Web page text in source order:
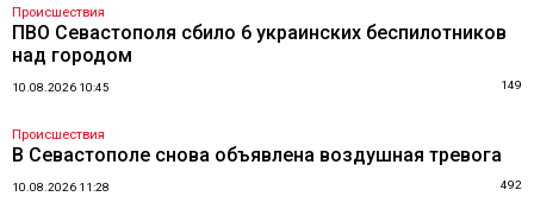
Происшествия
ПВО Севастополя сбило 6 украинских беспилотников
над городом
10.08.2026 10:45 149
Происшествия
В Севастополе снова объявлена воздушная тревога
10.08.2026 11:28 492